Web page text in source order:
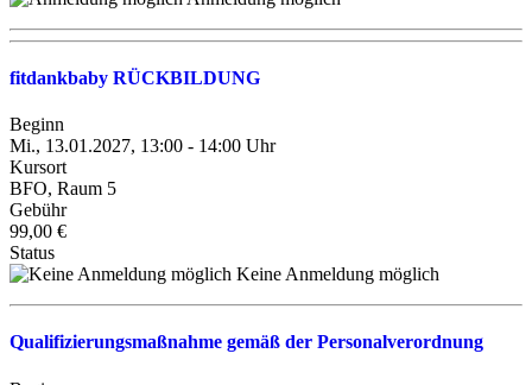
fitdankbaby RÜCKBILDUNG
Beginn
Mi., 13.01.2027, 13:00 - 14:00 Uhr
Kursort
BFO, Raum 5
Gebühr
99,00 €
Status
Keine Anmeldung möglich
Qualifizierungsmaßnahme gemäß der Personalverordnung